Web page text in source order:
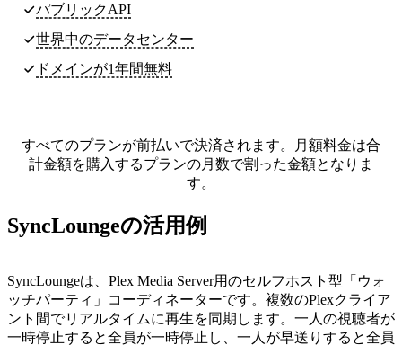
パブリックAPI
世界中のデータセンター
ドメインが1年間無料
すべてのプランが前払いで決済されます。月額料金は合
計金額を購入するプランの月数で割った金額となりま
す。
SyncLoungeの活用例
SyncLoungeは、Plex Media Server用のセルフホスト型「ウォ
ッチパーティ」コーディネーターです。複数のPlexクライア
ント間でリアルタイムに再生を同期します。一人の視聴者が
一時停止すると全員が一時停止し、一人が早送りすると全員